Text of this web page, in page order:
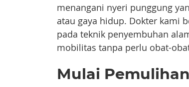
menangani nyeri punggung
atau gaya hidup. Dokter kami
pada teknik penyembuhan
mobilitas tanpa perlu obat-
Mulai